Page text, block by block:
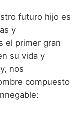
por D
por E
por F
por G
por H
futuro hijo es
y
el primer gran
su vida y
nos
compuesto